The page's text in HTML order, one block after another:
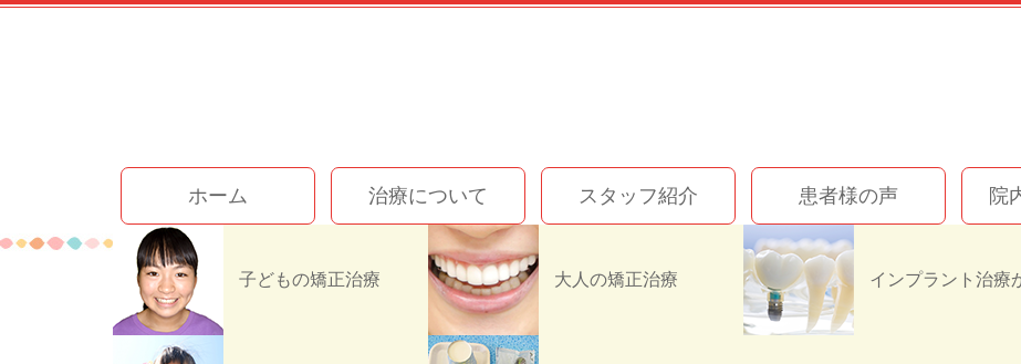
コ
ッ
今井歯科クリニック
ホーム 治療について
子どもの矯正治療 大人の矯正治療
スタッフ紹介 患者様の声 院
2B756D33-C931-4F8B-8EE1-